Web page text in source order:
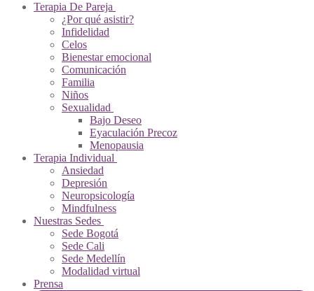
Terapia De Pareja
¿Por qué asistir?
Infidelidad
Celos
Bienestar emocional
Comunicación
Familia
Niños
Sexualidad
Bajo Deseo
Eyaculación Precoz
Menopausia
Terapia Individual
Ansiedad
Depresión
Neuropsicología
Mindfulness
Nuestras Sedes
Sede Bogotá
Sede Cali
Sede Medellín
Modalidad virtual
Prensa